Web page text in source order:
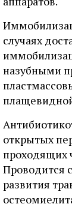
случаях
назубными
открытых
проходящих
Проводится
развития